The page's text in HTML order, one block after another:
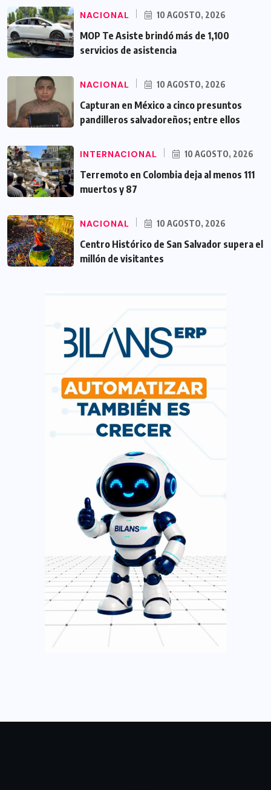
NACIONAL 10 AGOSTO, 2026
MOP Te Asiste brindó más de 1,100
servicios de asistencia
NACIONAL 10 AGOSTO, 2026
Capturan en México a cinco presuntos
pandilleros salvadoreños; entre ellos
INTERNACIONAL 10 AGOSTO, 2026
Terremoto en Colombia deja al menos 111
muertos y 87
NACIONAL 10 AGOSTO, 2026
Centro Histórico de San Salvador supera el
millón de visitantes